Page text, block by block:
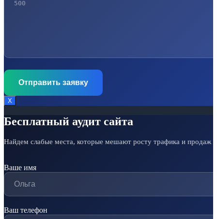
Х
Бесплатный аудит сайта
Найдем слабые места, которые мешают росту трафика и продаж
Ваше имя
Ваш телефон